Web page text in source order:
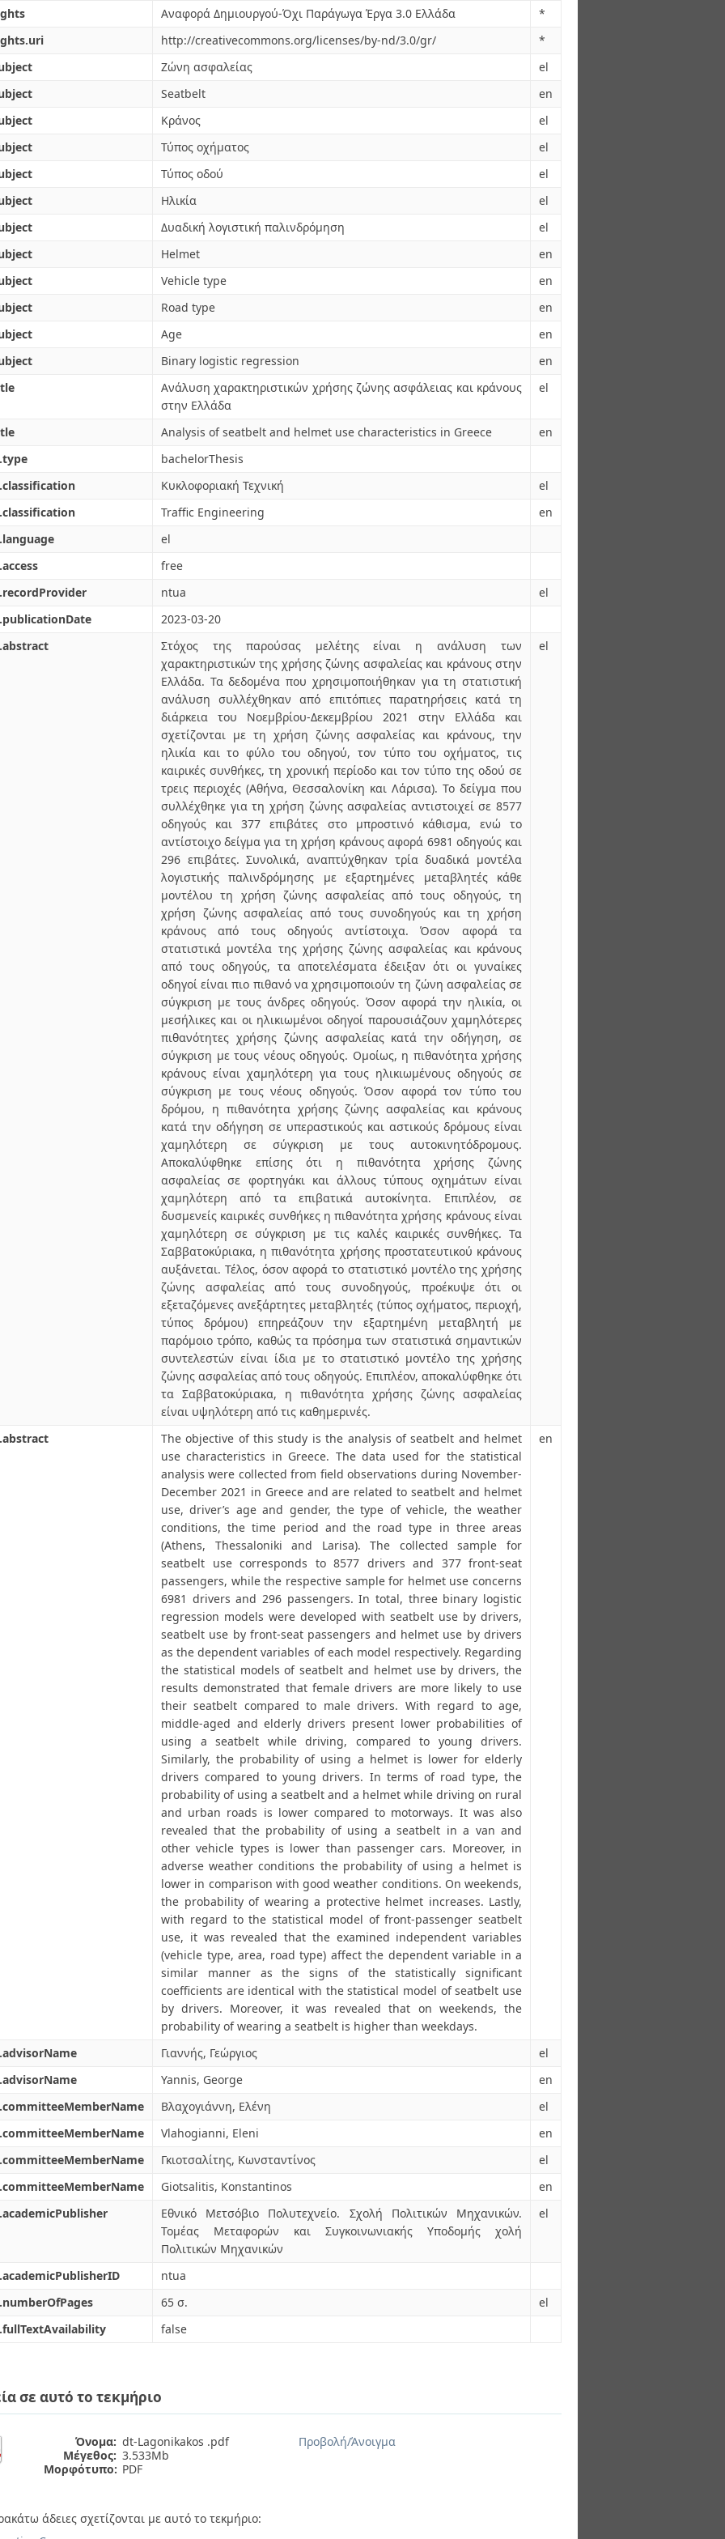
Αναφορά Δημιουργού-Όχι Παράγωγα Έργα 3.0 Ελλάδα
*
http://creativecommons.org/licenses/by-nd/3.0/gr/
*
Ζώνη ασφαλείας
el
Seatbelt
en
Κράνος
el
Τύπος οχήματος
el
Τύπος οδού
el
Ηλικία
el
Δυαδική λογιστική παλινδρόμηση
el
Helmet
en
Vehicle type
en
Road type
en
Age
en
Binary logistic regression
en
Ανάλυση χαρακτηριστικών χρήσης ζώνης ασφάλειας και κράνους
στην Ελλάδα
el
Analysis of seatbelt and helmet use characteristics in Greece
en
bachelorThesis
Κυκλοφοριακή Τεχνική
el
Traffic Engineering
en
el
free
ntua
el
2023-03-20
Στόχος της παρούσας μελέτης είναι η ανάλυση των
χαρακτηριστικών της χρήσης ζώνης ασφαλείας και κράνους στην
Ελλάδα. Τα δεδομένα που χρησιμοποιήθηκαν για τη στατιστική
ανάλυση συλλέχθηκαν από επιτόπιες παρατηρήσεις κατά τη
διάρκεια του Νοεμβρίου-Δεκεμβρίου 2021 στην Ελλάδα και
σχετίζονται με τη χρήση ζώνης ασφαλείας και κράνους, την
ηλικία και το φύλο του οδηγού, τον τύπο του οχήματος, τις
καιρικές συνθήκες, τη χρονική περίοδο και τον τύπο της οδού σε
τρεις περιοχές (Αθήνα, Θεσσαλονίκη και Λάρισα). Το δείγμα που
συλλέχθηκε για τη χρήση ζώνης ασφαλείας αντιστοιχεί σε 8577
οδηγούς και 377 επιβάτες στο μπροστινό κάθισμα, ενώ το
αντίστοιχο δείγμα για τη χρήση κράνους αφορά 6981 οδηγούς και
296 επιβάτες. Συνολικά, αναπτύχθηκαν τρία δυαδικά μοντέλα
λογιστικής παλινδρόμησης με εξαρτημένες μεταβλητές κάθε
μοντέλου τη χρήση ζώνης ασφαλείας από τους οδηγούς, τη
χρήση ζώνης ασφαλείας από τους συνοδηγούς και τη χρήση
κράνους από τους οδηγούς αντίστοιχα. Όσον αφορά τα
στατιστικά μοντέλα της χρήσης ζώνης ασφαλείας και κράνους
από τους οδηγούς, τα αποτελέσματα έδειξαν ότι οι γυναίκες
οδηγοί είναι πιο πιθανό να χρησιμοποιούν τη ζώνη ασφαλείας σε
σύγκριση με τους άνδρες οδηγούς. Όσον αφορά την ηλικία, οι
μεσήλικες και οι ηλικιωμένοι οδηγοί παρουσιάζουν χαμηλότερες
πιθανότητες χρήσης ζώνης ασφαλείας κατά την οδήγηση, σε
σύγκριση με τους νέους οδηγούς. Ομοίως, η πιθανότητα χρήσης
κράνους είναι χαμηλότερη για τους ηλικιωμένους οδηγούς σε
σύγκριση με τους νέους οδηγούς. Όσον αφορά τον τύπο του
δρόμου, η πιθανότητα χρήσης ζώνης ασφαλείας και κράνους
κατά την οδήγηση σε υπεραστικούς και αστικούς δρόμους είναι
χαμηλότερη σε σύγκριση με τους αυτοκινητόδρομους.
Αποκαλύφθηκε επίσης ότι η πιθανότητα χρήσης ζώνης
ασφαλείας σε φορτηγάκι και άλλους τύπους οχημάτων είναι
χαμηλότερη από τα επιβατικά αυτοκίνητα. Επιπλέον, σε
δυσμενείς καιρικές συνθήκες η πιθανότητα χρήσης κράνους είναι
χαμηλότερη σε σύγκριση με τις καλές καιρικές συνθήκες. Τα
Σαββατοκύριακα, η πιθανότητα χρήσης προστατευτικού κράνους
αυξάνεται. Τέλος, όσον αφορά το στατιστικό μοντέλο της χρήσης
ζώνης ασφαλείας από τους συνοδηγούς, προέκυψε ότι οι
εξεταζόμενες ανεξάρτητες μεταβλητές (τύπος οχήματος, περιοχή,
τύπος δρόμου) επηρεάζουν την εξαρτημένη μεταβλητή με
παρόμοιο τρόπο, καθώς τα πρόσημα των στατιστικά σημαντικών
συντελεστών είναι ίδια με το στατιστικό μοντέλο της χρήσης
ζώνης ασφαλείας από τους οδηγούς. Επιπλέον, αποκαλύφθηκε ότι
τα Σαββατοκύριακα, η πιθανότητα χρήσης ζώνης ασφαλείας
είναι υψηλότερη από τις καθημερινές.
el
The objective of this study is the analysis of seatbelt and helmet
use characteristics in Greece. The data used for the statistical
analysis were collected from field observations during November-
December 2021 in Greece and are related to seatbelt and helmet
use, driver’s age and gender, the type of vehicle, the weather
conditions, the time period and the road type in three areas
(Athens, Thessaloniki and Larisa). The collected sample for
seatbelt use corresponds to 8577 drivers and 377 front-seat
passengers, while the respective sample for helmet use concerns
6981 drivers and 296 passengers. In total, three binary logistic
regression models were developed with seatbelt use by drivers,
seatbelt use by front-seat passengers and helmet use by drivers
as the dependent variables of each model respectively. Regarding
the statistical models of seatbelt and helmet use by drivers, the
results demonstrated that female drivers are more likely to use
their seatbelt compared to male drivers. With regard to age,
middle-aged and elderly drivers present lower probabilities of
using a seatbelt while driving, compared to young drivers.
Similarly, the probability of using a helmet is lower for elderly
drivers compared to young drivers. In terms of road type, the
probability of using a seatbelt and a helmet while driving on rural
and urban roads is lower compared to motorways. It was also
revealed that the probability of using a seatbelt in a van and
other vehicle types is lower than passenger cars. Moreover, in
adverse weather conditions the probability of using a helmet is
lower in comparison with good weather conditions. On weekends,
the probability of wearing a protective helmet increases. Lastly,
with regard to the statistical model of front-passenger seatbelt
use, it was revealed that the examined independent variables
(vehicle type, area, road type) affect the dependent variable in a
similar manner as the signs of the statistically significant
coefficients are identical with the statistical model of seatbelt use
by drivers. Moreover, it was revealed that on weekends, the
probability of wearing a seatbelt is higher than weekdays.
en
Γιαννής, Γεώργιος
el
Yannis, George
en
Βλαχογιάννη, Ελένη
el
Vlahogianni, Eleni
en
Γκιοτσαλίτης, Κωνσταντίνος
el
Giotsalitis, Konstantinos
en
Εθνικό Μετσόβιο Πολυτεχνείο. Σχολή Πολιτικών Μηχανικών.
Τομέας Μεταφορών και Συγκοινωνιακής Υποδομής χολή
Πολιτικών Μηχανικών
el
ntua
65 σ.
el
false
σε αυτό το τεκμήριο
Όνομα: dt-Lagonikakos .pdf
Μέγεθος: 3.533Mb
Μορφότυπο: PDF
Προβολή/Άνοιγμα
άδειες σχετίζονται με αυτό το τεκμήριο: